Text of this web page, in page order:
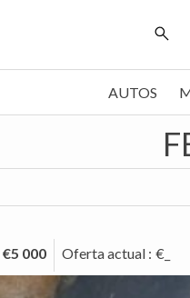
AUTOS
€5 000 Oferta actual : €_